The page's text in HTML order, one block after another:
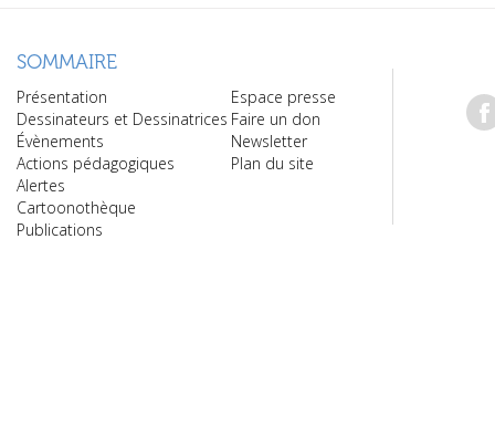
SOMMAIRE
Présentation
Dessinateurs et Dessinatrices
Évènements
Actions pédagogiques
Alertes
Cartoonothèque
Publications
Espace presse
Faire un don
Newsletter
Plan du site